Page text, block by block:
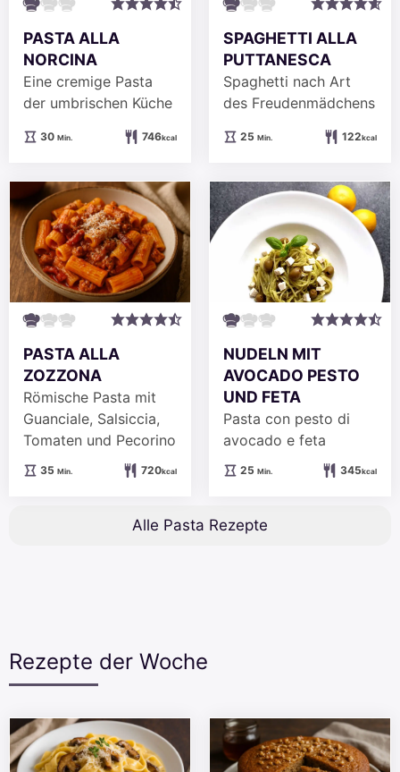
PASTA ALLA
NORCINA
Eine cremige Pasta
der umbrischen Küche
30Minuten
Min. 746kcal
SPAGHETTI ALLA
PUTTANESCA
Spaghetti nach Art
des Freudenmädchens
25Minuten
Min. 122kcal
PASTA ALLA
ZOZZONA
Römische Pasta mit
Guanciale, Salsiccia,
Tomaten und Pecorino
35Minuten
Min. 720kcal
NUDELN MIT
AVOCADO PESTO
UND FETA
Pasta con pesto di
avocado e feta
25Minuten
Min. 345kcal
Alle Pasta Rezepte
Rezepte der Woche